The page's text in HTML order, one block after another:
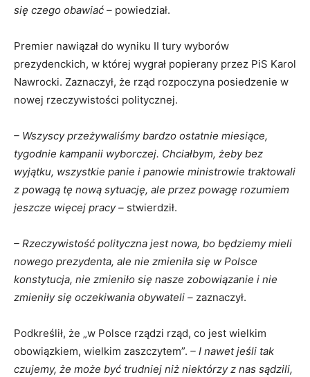
się czego obawiać – powiedział.
Premier nawiązał do wyniku II tury wyborów
prezydenckich, w której wygrał popierany przez PiS Karol
Nawrocki. Zaznaczył, że rząd rozpoczyna posiedzenie w
nowej rzeczywistości politycznej.
– Wszyscy przeżywaliśmy bardzo ostatnie miesiące,
tygodnie kampanii wyborczej. Chciałbym, żeby bez
wyjątku, wszystkie panie i panowie ministrowie traktowali
z powagą tę nową sytuację, ale przez powagę rozumiem
jeszcze więcej pracy – stwierdził.
– Rzeczywistość polityczna jest nowa, bo będziemy mieli
nowego prezydenta, ale nie zmieniła się w Polsce
konstytucja, nie zmieniło się nasze zobowiązanie i nie
zmieniły się oczekiwania obywateli – zaznaczył.
Podkreślił, że „w Polsce rządzi rząd, co jest wielkim
obowiązkiem, wielkim zaszczytem”. – I nawet jeśli tak
czujemy, że może być trudniej niż niektórzy z nas sądzili,